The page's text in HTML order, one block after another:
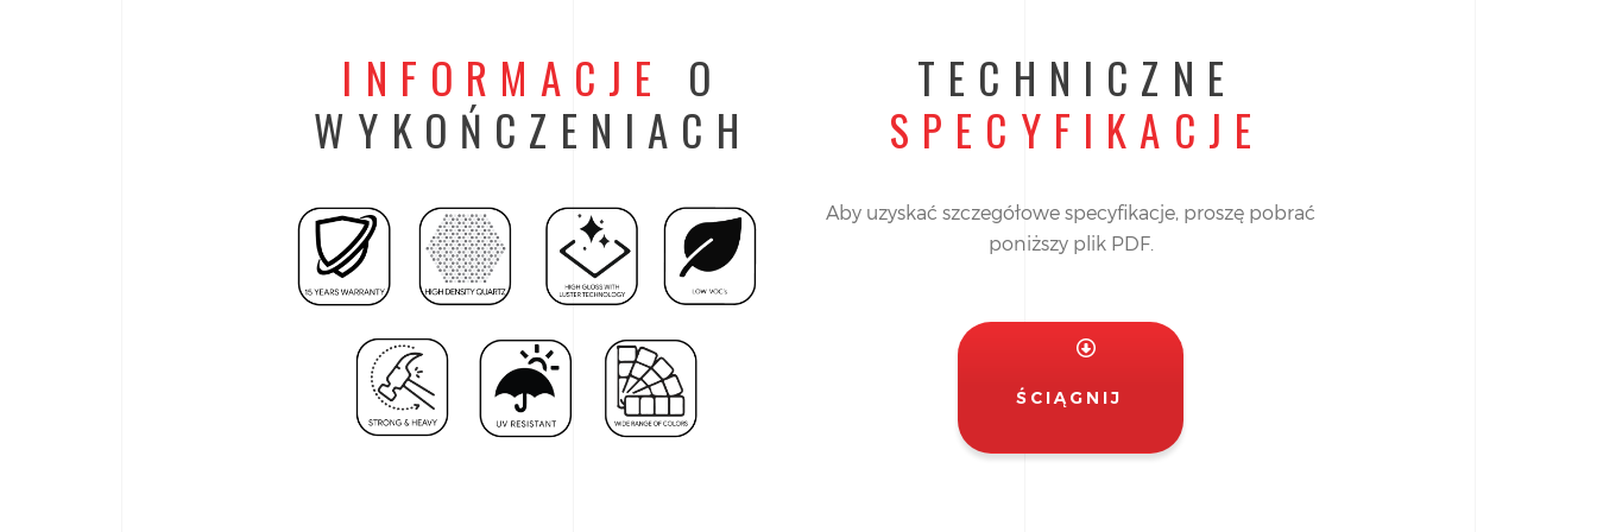
INFORMACJE
O
WYKOŃCZENIACH
TECHNICZNE
SPECYFIKACJE
Aby uzyskać szczegółowe specyfikacje, proszę pobrać
poniższy plik PDF.
ŚCIĄGNIJ